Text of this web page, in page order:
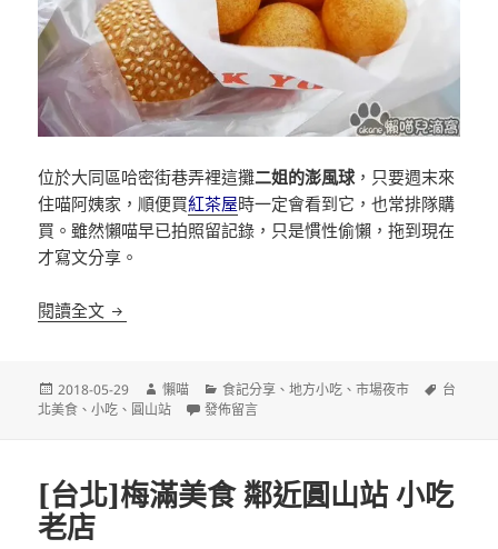
位於大同區哈密街巷弄裡這攤二姐的澎風球 ，只要週末來
住喵阿姨家，順便買紅茶屋時一定會看到它，也常排隊購
買。雖然懶喵早已拍照留記錄，只是慣性偷懶，拖到現在
才寫文分享。
閱讀全文 [台北]二姐的澎風球 哈密街巷弄
發
佈
2018-05-29
作
者
懶喵
分
類
食記分享 、地方小吃 、市場夜市
標
台
北美食 、小吃 、 圓山站 在〈[台北]二姐的澎風球 哈密街巷弄〉
發佈留言
[台北]梅滿美食 鄰近圓山站 小吃
老店